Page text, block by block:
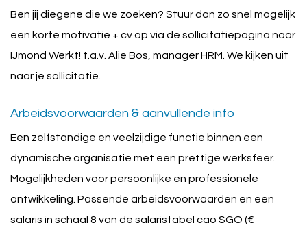
Ben jij diegene die we zoeken? Stuur dan zo snel mogelijk
een korte motivatie + cv op via de sollicitatiepagina naar
IJmond Werkt! t.a.v. Alie Bos, manager HRM. We kijken uit
naar je sollicitatie.
Arbeidsvoorwaarden & aanvullende info
Een zelfstandige en veelzijdige functie binnen een
dynamische organisatie met een prettige werksfeer.
Mogelijkheden voor persoonlijke en professionele
ontwikkeling. Passende arbeidsvoorwaarden en een
salaris in schaal 8 van de salaristabel cao SGO (€